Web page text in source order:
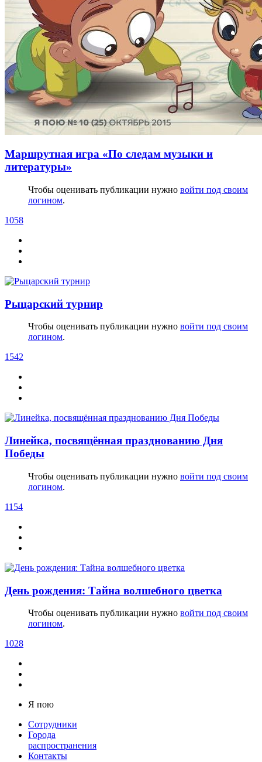
Маршрутная игра «По следам музыки и
литературы»
Чтобы оценивать публикации нужно войти под своим
логином.
1058
Рыцарский турнир
Чтобы оценивать публикации нужно войти под своим
логином.
1542
Линейка, посвящённая празднованию Дня
Победы
Чтобы оценивать публикации нужно войти под своим
логином.
1154
День рождения: Тайна волшебного цветка
Чтобы оценивать публикации нужно войти под своим
логином.
1028
Я пою
Сотрудники
Города
распространения
Контакты